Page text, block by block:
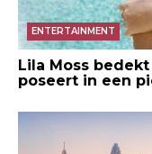
ENTERTAINMENT
Lila Moss
poseert in een